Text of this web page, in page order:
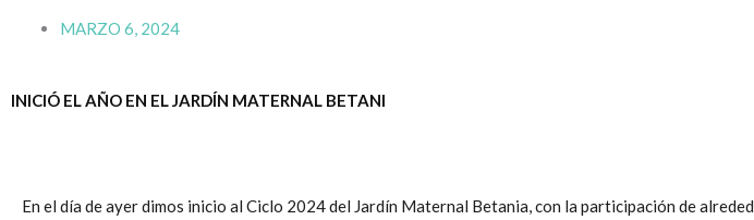
MARZO 6, 2024
INICIÓ EL AÑO EN EL JARDÍN MATERNAL BETANI
En el día de ayer dimos inicio al Ciclo 2024 del Jardín Maternal Betania, con la participación de